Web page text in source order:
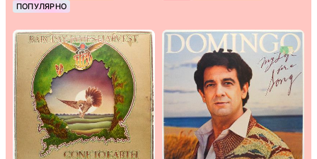
ПОПУЛЯРНО